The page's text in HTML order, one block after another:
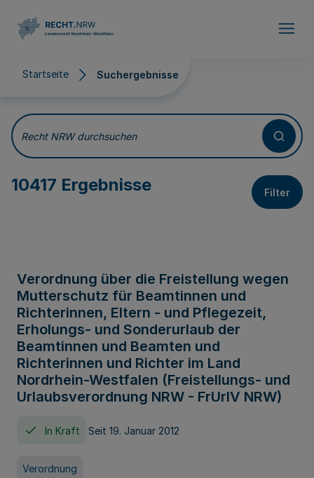
Startseite Suchergebnisse
Suchergebnisse
Recht NRW durchsuchen
10417 Ergebnisse Filter
Verordnung über die Freistellung wegen
Mutterschutz für Beamtinnen und
Richterinnen, Eltern - und Pflegezeit,
Erholungs- und Sonderurlaub der
Beamtinnen und Beamten und
Richterinnen und Richter im Land
Nordrhein-Westfalen (Freistellungs- und
Urlaubsverordnung NRW - FrUrlV NRW)
In Kraft Seit 19. Januar 2012
Verordnung